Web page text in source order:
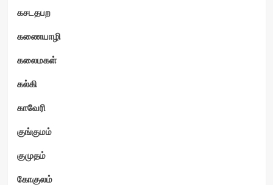
கசடதபற
கணையாழி
கலைமகள்
கல்கி
காவேரி
குங்குமம்
குமுதம்
கோகுலம்